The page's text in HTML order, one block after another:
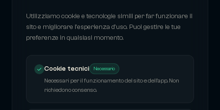
Utilizziamo cookie e tecnologie simili per far funzionare il
sito e migliorare l'esperienza d'uso. Puoi gestire le tue
preferenze in qualsiasi momento.
Cookie tecnici Necessario
Necessari per il funzionamento del sito e dell'app. Non
richiedono consenso.